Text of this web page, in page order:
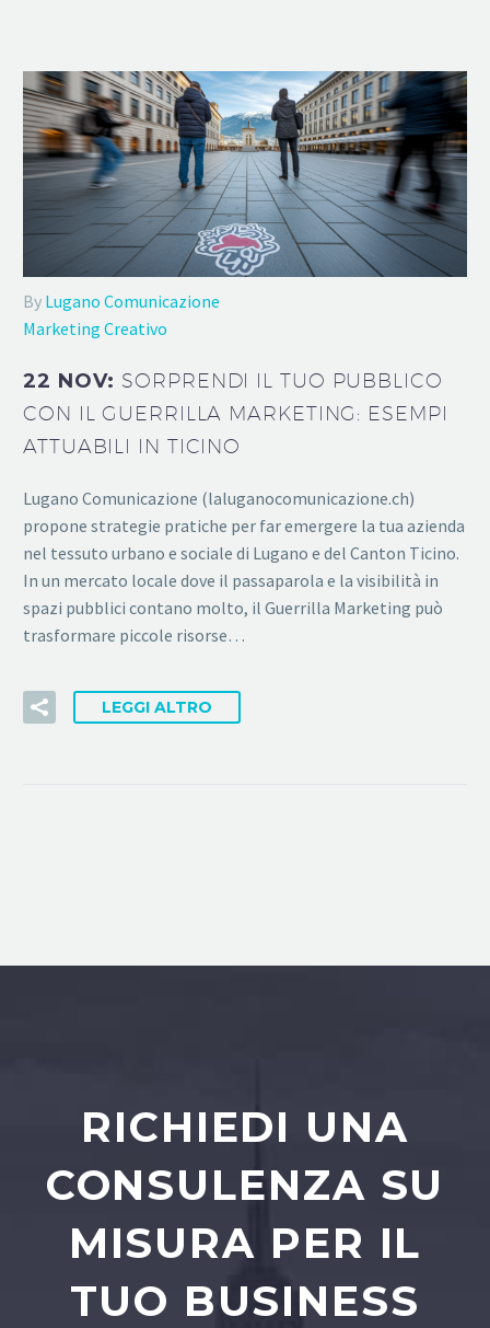
By Lugano Comunicazione
Marketing Creativo
22 NOV: SORPRENDI IL TUO PUBBLICO
CON IL GUERRILLA MARKETING: ESEMPI
ATTUABILI IN TICINO
Lugano Comunicazione (laluganocomunicazione.ch)
propone strategie pratiche per far emergere la tua azienda
nel tessuto urbano e sociale di Lugano e del Canton Ticino.
In un mercato locale dove il passaparola e la visibilità in
spazi pubblici contano molto, il Guerrilla Marketing può
trasformare piccole risorse…
LEGGI ALTRO
RICHIEDI UNA
CONSULENZA SU
MISURA PER IL
TUO BUSINESS